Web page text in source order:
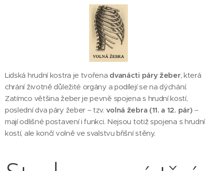
Lidská hrudní kostra je tvořena dvanácti páry žeber, která
chrání životně důležité orgány a podílejí se na dýchání.
Zatímco většina žeber je pevně spojena s hrudní kostí,
poslední dva páry žeber – tzv. volná žebra (11. a 12. pár) –
mají odlišné postavení i funkci. Nejsou totiž spojena s hrudní
kostí, ale končí volně ve svalstvu břišní stěny.